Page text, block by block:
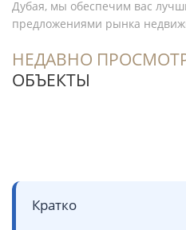
Дубая, мы обеспечим вас
предложениями рынка
НЕДАВНО
ОБЪЕКТЫ
Кратко